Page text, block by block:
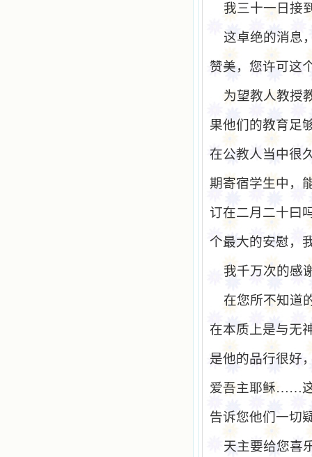
我三十一日接
这卓绝的消息
赞美，您许可这
为望教人教授
果他们的教育足
在公教人当中很
期寄宿学生中，
订在二月二十曰
个最大的安慰，
我千万次的感
在您所不知道
在本质上是与无
是他的品行很好
爱吾主耶稣……这
告诉您他们一切
天主要给您喜